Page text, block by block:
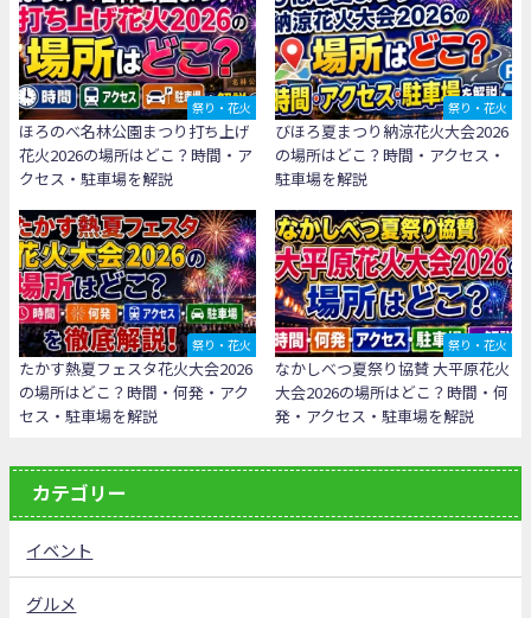
祭り・花火
ほろのべ名林公園まつり打ち上げ
花火2026の場所はどこ？時間・ア
クセス・駐車場を解説
祭り・花火
びほろ夏まつり納涼花火大会2026
の場所はどこ？時間・アクセス・
駐車場を解説
祭り・花火
たかす熱夏フェスタ花火大会2026
の場所はどこ？時間・何発・アク
セス・駐車場を解説
祭り・花火
なかしべつ夏祭り協賛 大平原花火
大会2026の場所はどこ？時間・何
発・アクセス・駐車場を解説
カテゴリー
イベント
グルメ